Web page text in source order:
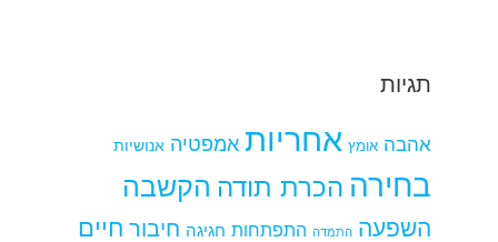
תגיות
אהבה אומץ אחריות אמפטיה אנושיות
בחירה הכרת תודה הקשבה
השפעה התמדה התפתחות חגיגה חיבור חיים